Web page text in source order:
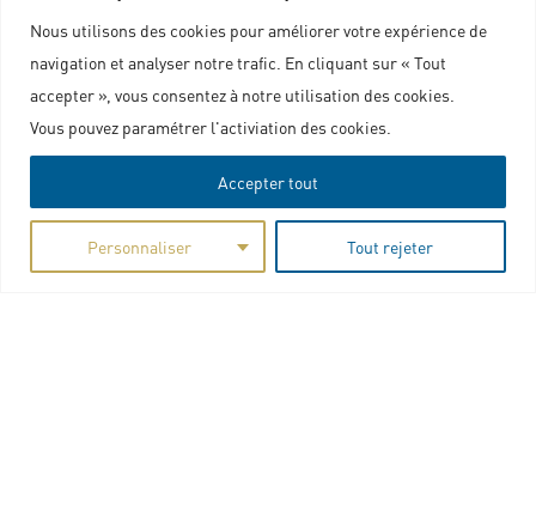
Nous utilisons des cookies pour améliorer votre expérience de
navigation et analyser notre trafic. En cliquant sur « Tout
accepter », vous consentez à notre utilisation des cookies.
Vous pouvez paramétrer l'activiation des cookies.
Personnaliser Tout rejeter
Accepter tout
Politique de confidentialité
Charte graphique